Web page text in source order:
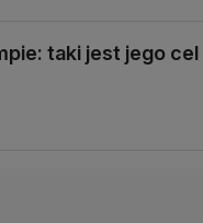
taki jest jego cel